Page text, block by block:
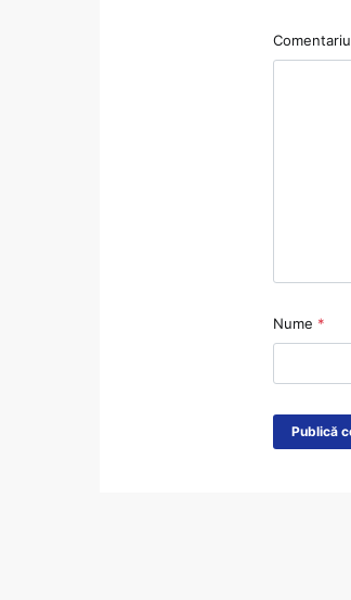
Comentariu
Nume *